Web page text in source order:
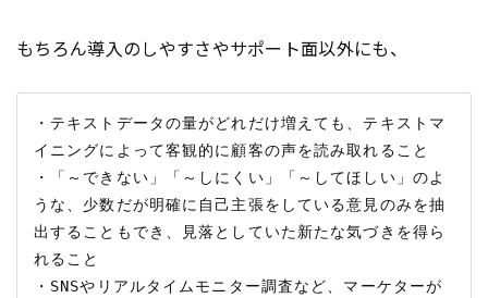
もちろん導入のしやすさやサポート面以外にも、
・テキストデータの量がどれだけ増えても、テキストマ
イニングによって客観的に顧客の声を読み取れること
・「～できない」「～しにくい」「～してほしい」のよ
うな、少数だが明確に自己主張をしている意見のみを抽
出することもでき、見落としていた新たな気づきを得ら
れること
・SNSやリアルタイムモニター調査など、マーケターが